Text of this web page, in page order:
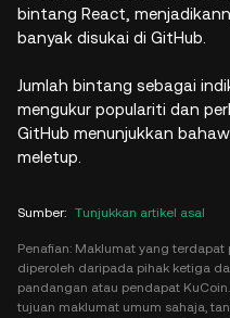
bintang React,
banyak disukai di GitHub.
Jumlah bintang sebagai
mengukur populariti dan
GitHub menunjukkan
meletup.
Sumber: Tunjukkan artikel asal
Penafian: Maklumat yang
diperoleh daripada pihak ketiga
pandangan atau pendapat
tujuan maklumat umum sahaja,